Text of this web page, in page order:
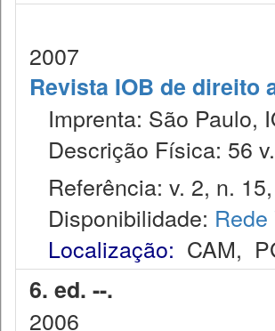
2007
Revista IOB de direito
Imprenta: São Paulo,
Descrição Física: 56 v.
Referência: v. 2, n.
Disponibilidade:
Localização: CAM,
6. ed. --.
2006